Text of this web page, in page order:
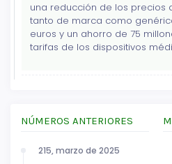
una reducción de los precios
tanto de marca como
euros y un ahorro de 75
tarifas de los dispositivos
NÚMEROS ANTERIORES
215, marzo de 2025